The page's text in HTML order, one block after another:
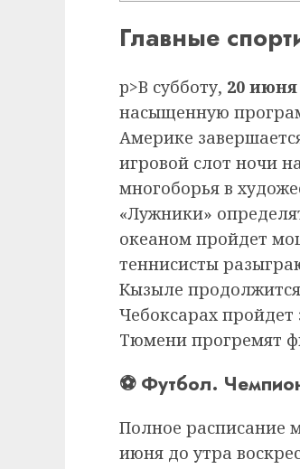
Главные
p>В субботу, 20 июня
насыщенную
Америке
игровой слот ночи
многоборья в
«Лужники»
океаном пройдет
теннисисты
Кызыле
Чебоксарах пройдет
Тюмени прогремят
⚽ Футбол.
Полное расписание
июня до утра